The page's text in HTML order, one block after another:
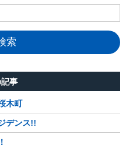
索
事
木町
デンス!!